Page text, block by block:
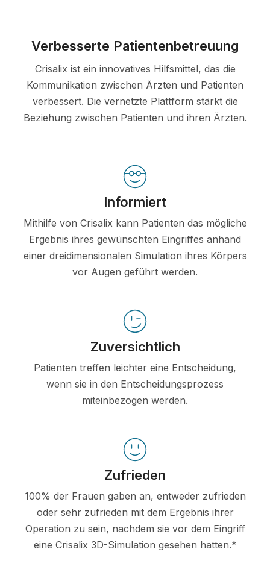
Verbesserte Patientenbetreuung
Crisalix ist ein innovatives Hilfsmittel, das die
Kommunikation zwischen Ärzten und Patienten
verbessert. Die vernetzte Plattform stärkt die
Beziehung zwischen Patienten und ihren Ärzten.
Informiert
Mithilfe von Crisalix kann Patienten das mögliche
Ergebnis ihres gewünschten Eingriffes anhand
einer dreidimensionalen Simulation ihres Körpers
vor Augen geführt werden.
Zuversichtlich
Patienten treffen leichter eine Entscheidung,
wenn sie in den Entscheidungsprozess
miteinbezogen werden.
Zufrieden
100% der Frauen gaben an, entweder zufrieden
oder sehr zufrieden mit dem Ergebnis ihrer
Operation zu sein, nachdem sie vor dem Eingriff
eine Crisalix 3D-Simulation gesehen hatten.*